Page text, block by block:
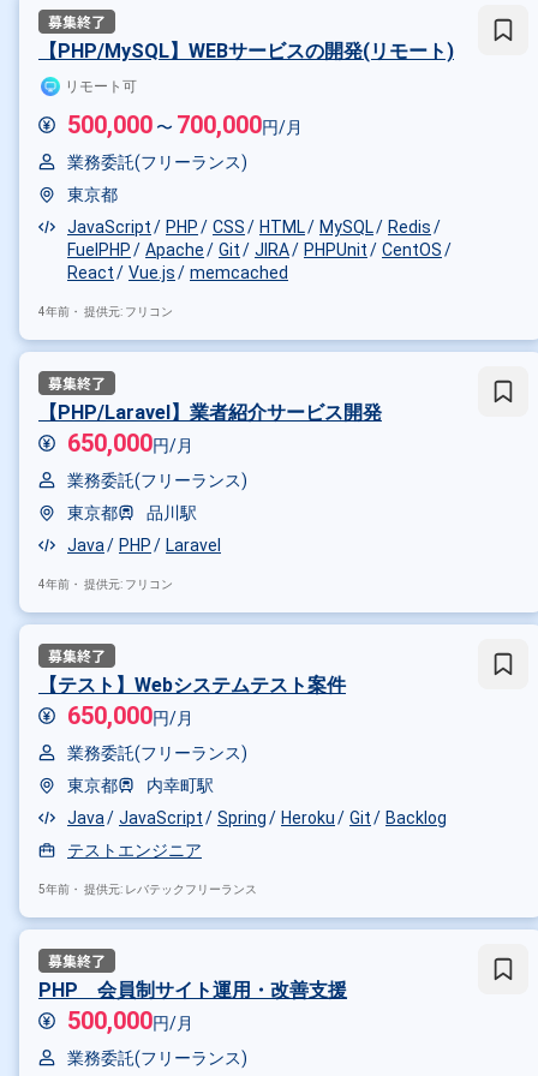
【PHP/MySQL】WEBサービスの開発(リモート)
リモート可
500,000 〜 700,000円/月
業務委託(フリーランス)
東京都
JavaScript
PHP CSS HTML MySQL
Redis
FuelPHP
Apache Git JIRA PHPUnit
CentOS
React
Vue.js memcached
4年前・ 提供元: フリコン
【PHP/Laravel】業者紹介サービス開発
650,000円/月
業務委託(フリーランス)
東京都
品川駅
Java
PHP Laravel
4年前・ 提供元: フリコン
【テスト】Webシステムテスト案件
650,000円/月
業務委託(フリーランス)
東京都
内幸町駅
Java
JavaScript Spring Heroku Git
Backlog
テストエンジニア
5年前・ 提供元: レバテックフリーランス
PHP 会員制サイト運用・改善支援
500,000円/月
業務委託(フリーランス)
掛け合わせ条件で絞り込む
JavaScript × React JavaScript
JavaScript
その他の条件で検索する
その他の職種から探す